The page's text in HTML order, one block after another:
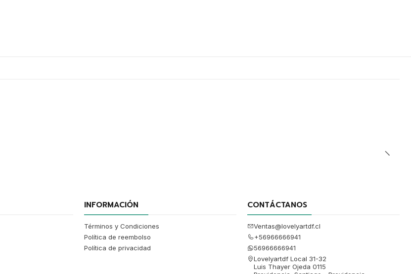
INFORMACIÓN
Términos y Condiciones
Política de reembolso
Política de privacidad
CONTÁCTANOS
Ventas@lovelyartdf.cl
+56966666941
56966666941
Lovelyartdf Local 31-32
Luis Thayer Ojeda 0115